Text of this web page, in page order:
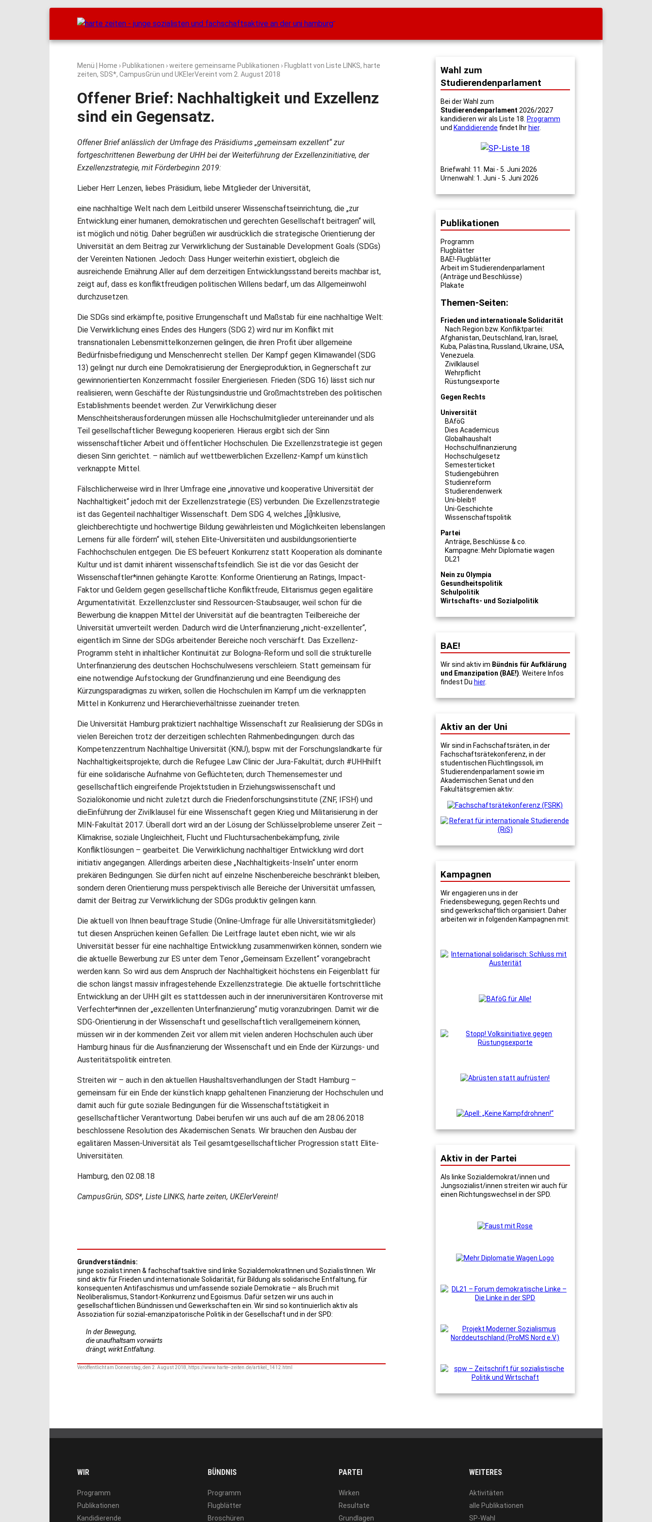
Menü Home › Publikationen ›weitere gemeinsame Publikationen › Flugblatt von Liste LINKS, harte
zeiten, SDS*, CampusGrün und UKElerVereint vom 2. August 2018
Offener Brief: Nachhaltigkeit und Exzellenz
sind ein Gegensatz.
Offener Brief anlässlich der Umfrage des Präsidiums „gemeinsam exzellent“ zur
fortgeschrittenen Bewerbung der UHH bei der Weiterführung der Exzellenzinitiative, der
Exzellenzstrategie, mit Förderbeginn 2019:
Lieber Herr Lenzen, liebes Präsidium, liebe Mitglieder der Universität,
eine nachhaltige Welt nach dem Leitbild unserer Wissenschaftseinrichtung, die „zur
Entwicklung einer humanen, demokratischen und gerechten Gesellschaft beitragen“ will,
ist möglich und nötig. Daher begrüßen wir ausdrücklich die strategische Orientierung der
Universität an dem Beitrag zur Verwirklichung der Sustainable Development Goals (SDGs)
der Vereinten Nationen. Jedoch: Dass Hunger weiterhin existiert, obgleich die
ausreichende Ernährung Aller auf dem derzeitigen Entwicklungsstand bereits machbar ist,
zeigt auf, dass es konfliktfreudigen politischen Willens bedarf, um das Allgemeinwohl
durchzusetzen.
Die SDGs sind erkämpfte, positive Errungenschaft und Maßstab für eine nachhaltige Welt:
Die Verwirklichung eines Endes des Hungers (SDG 2) wird nur im Konflikt mit
transnationalen Lebensmittelkonzernen gelingen, die ihren Profit über allgemeine
Bedürfnisbefriedigung und Menschenrecht stellen. Der Kampf gegen Klimawandel (SDG
13) gelingt nur durch eine Demokratisierung der Energieproduktion, in Gegnerschaft zur
gewinnorientierten Konzernmacht fossiler Energieriesen. Frieden (SDG 16) lässt sich nur
realisieren, wenn Geschäfte der Rüstungsindustrie und Großmachtstreben des politischen
Establishments beendet werden. Zur Verwirklichung dieser
Menschheitsherausforderungen müssen alle Hochschulmitglieder untereinander und als
Teil gesellschaftlicher Bewegung kooperieren. Hieraus ergibt sich der Sinn
wissenschaftlicher Arbeit und öffentlicher Hochschulen. Die Exzellenzstrategie ist gegen
diesen Sinn gerichtet. – nämlich auf wettbewerblichen Exzellenz-Kampf um künstlich
verknappte Mittel.
Fälschlicherweise wird in Ihrer Umfrage eine „innovative und kooperative Universität der
Nachhaltigkeit“ jedoch mit der Exzellenzstrategie (ES) verbunden. Die Exzellenzstrategie
ist das Gegenteil nachhaltiger Wissenschaft. Dem SDG 4, welches „[i]nklusive,
gleichberechtigte und hochwertige Bildung gewährleisten und Möglichkeiten lebenslangen
Lernens für alle fördern“ will, stehen Elite-Universitäten und ausbildungsorientierte
Fachhochschulen entgegen. Die ES befeuert Konkurrenz statt Kooperation als dominante
Kultur und ist damit inhärent wissenschaftsfeindlich. Sie ist die vor das Gesicht der
Wissenschaftler*innen gehängte Karotte: Konforme Orientierung an Ratings, Impact-
Faktor und Geldern gegen gesellschaftliche Konfliktfreude, Elitarismus gegen egalitäre
Argumentativität. Exzellenzcluster sind Ressourcen-Staubsauger, weil schon für die
Bewerbung die knappen Mittel der Universität auf die beantragten Teilbereiche der
Universität umverteilt werden. Dadurch wird die Unterfinanzierung „nicht-exzellenter“,
eigentlich im Sinne der SDGs arbeitender Bereiche noch verschärft. Das Exzellenz-
Programm steht in inhaltlicher Kontinuität zur Bologna-Reform und soll die strukturelle
Unterfinanzierung des deutschen Hochschulwesens verschleiern. Statt gemeinsam für
eine notwendige Aufstockung der Grundfinanzierung und eine Beendigung des
Kürzungsparadigmas zu wirken, sollen die Hochschulen im Kampf um die verknappten
Mittel in Konkurrenz und Hierarchieverhältnisse zueinander treten.
Die Universität Hamburg praktiziert nachhaltige Wissenschaft zur Realisierung der SDGs in
vielen Bereichen trotz der derzeitigen schlechten Rahmenbedingungen: durch das
Kompetenzzentrum Nachhaltige Universität (KNU), bspw. mit der Forschungslandkarte für
Nachhaltigkeitsprojekte; durch die Refugee Law Clinic der Jura-Fakultät; durch #UHHhilft
für eine solidarische Aufnahme von Geflüchteten; durch Themensemester und
gesellschaftlich eingreifende Projektstudien in Erziehungswissenschaft und
Sozialökonomie und nicht zuletzt durch die Friedenforschungsinstitute (ZNF, IFSH) und
dieEinführung der Zivilklausel für eine Wissenschaft gegen Krieg und Militarisierung in der
MIN-Fakultät 2017. Überall dort wird an der Lösung der Schlüsselprobleme unserer Zeit –
Klimakrise, soziale Ungleichheit, Flucht und Fluchtursachenbekämpfung, zivile
Konfliktlösungen – gearbeitet. Die Verwirklichung nachhaltiger Entwicklung wird dort
initiativ angegangen. Allerdings arbeiten diese „Nachhaltigkeits-Inseln“ unter enorm
prekären Bedingungen. Sie dürfen nicht auf einzelne Nischenbereiche beschränkt bleiben,
sondern deren Orientierung muss perspektivisch alle Bereiche der Universität umfassen,
damit der Beitrag zur Verwirklichung der SDGs produktiv gelingen kann.
Die aktuell von Ihnen beauftrage Studie (Online-Umfrage für alle Universitätsmitglieder)
tut diesen Ansprüchen keinen Gefallen: Die Leitfrage lautet eben nicht, wie wir als
Universität besser für eine nachhaltige Entwicklung zusammenwirken können, sondern wie
die aktuelle Bewerbung zur ES unter dem Tenor „Gemeinsam Exzellent“ vorangebracht
werden kann. So wird aus dem Anspruch der Nachhaltigkeit höchstens ein Feigenblatt für
die schon längst massiv infragestehende Exzellenzstrategie. Die aktuelle fortschrittliche
Entwicklung an der UHH gilt es stattdessen auch in der inneruniversitären Kontroverse mit
Verfechter*innen der „exzellenten Unterfinanzierung“ mutig voranzubringen. Damit wir die
SDG-Orientierung in der Wissenschaft und gesellschaftlich verallgemeinern können,
müssen wir in der kommenden Zeit vor allem mit vielen anderen Hochschulen auch über
Hamburg hinaus für die Ausfinanzierung der Wissenschaft und ein Ende der Kürzungs- und
Austeritätspolitik eintreten.
Streiten wir – auch in den aktuellen Haushaltsverhandlungen der Stadt Hamburg –
gemeinsam für ein Ende der künstlich knapp gehaltenen Finanzierung der Hochschulen und
damit auch für gute soziale Bedingungen für die Wissenschaftstätigkeit in
gesellschaftlicher Verantwortung. Dabei berufen wir uns auch auf die am 28.06.2018
beschlossene Resolution des Akademischen Senats. Wir brauchen den Ausbau der
egalitären Massen-Universität als Teil gesamtgesellschaftlicher Progression statt Elite-
Universitäten.
Hamburg, den 02.08.18
CampusGrün, SDS*, Liste LINKS, harte zeiten, UKElerVereint!
Grundverständnis:
junge sozialist:innen & fachschaftsaktive sind linke SozialdemokratInnen und SozialistInnen. Wir
sind aktiv für Frieden und internationale Solidarität, für Bildung als solidarische Entfaltung, für
konsequenten Antifaschismus und umfassende soziale Demokratie – als Bruch mit
Neoliberalismus, Standort-Konkurrenz und Egoismus. Dafür setzen wir uns auch in
gesellschaftlichen Bündnissen und Gewerkschaften ein. Wir sind so kontinuierlich aktiv als
Assoziation für sozial-emanzipatorische Politik in der Gesellschaft und in der SPD:
In der Bewegung,
die unaufhaltsam vorwärts
drängt, wirkt Entfaltung.
Veröffentlicht am Donnerstag, den 2. August 2018, https://www.harte--zeiten.de/artikel_1412.html
Wahl zum
Studierendenparlament
Bei der Wahl zum
Studierendenparlament 2026/2027
kandidieren wir als Liste 18. Programm
und Kandidierende findet Ihr hier.
Briefwahl: 11. Mai - 5. Juni 2026
Urnenwahl: 1. Juni - 5. Juni 2026
Publikationen
Programm
Flugblätter
BAE!-Flugblätter
Arbeit im Studierendenparlament
(Anträge und Beschlüsse)
Plakate
Themen-Seiten:
Frieden und internationale Solidarität
Nach Region bzw. Konfliktpartei:
Afghanistan, Deutschland, Iran, Israel ,
Kuba, Palästina, Russland, Ukraine, USA,
Venezuela
Zivilklausel
Wehrpflicht
Rüstungsexporte
Gegen Rechts
Universität
BAföG
Dies Academicus
Globalhaushalt
Hochschulfinanzierung
Hochschulgesetz
Semesterticket
Studiengebühren
Studienreform
Studierendenwerk
Uni-bleibt!
Uni-Geschichte
Wissenschaftspolitik
Partei
Anträge, Beschlüsse & co.
Kampagne: Mehr Diplomatie wagen
DL21
Nein zu Olympia
Gesundheitspolitik
Schulpolitik
Wirtschafts- und Sozialpolitik
BAE!
Wir sind aktiv im Bündnis für Aufklärung
und Emanzipation (BAE!) . Weitere Infos
findest Du hier.
Aktiv an der Uni
Wir sind in Fachschaftsräten, in der
Fachschaftsrätekonferenz, in der
studentischen Flüchtlingssoli, im
Studierendenparlament sowie im
Akademischen Senat und den
Fakultätsgremien aktiv:
Kampagnen
Wir engagieren uns in der
Friedensbewegung, gegen Rechts und
sind gewerkschaftlich organisiert. Daher
arbeiten wir in folgenden Kampagnen mit:
Aktiv in der Partei
Als linke Sozialdemokrat/innen und
Jungsozialist/innen streiten wir auch für
einen Richtungswechsel in der SPD.
WIR
Programm
Publikationen
Kandidierende
BÜNDNIS
Programm
Flugblätter
Broschüren
PARTEI
Wirken
Resultate
Grundlagen
WEITERES
Aktivitäten
alle Publikationen
SP-Wahl